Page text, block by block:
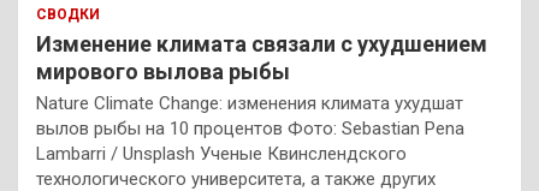
СВОДКИ
Изменение климата связали с ухудшением
мирового вылова рыбы
Nature Climate Change: изменения климата ухудшат
вылов рыбы на 10 процентов Фото: Sebastian Pena
Lambarri / Unsplash Ученые Квинслендского
технологического университета, а также других